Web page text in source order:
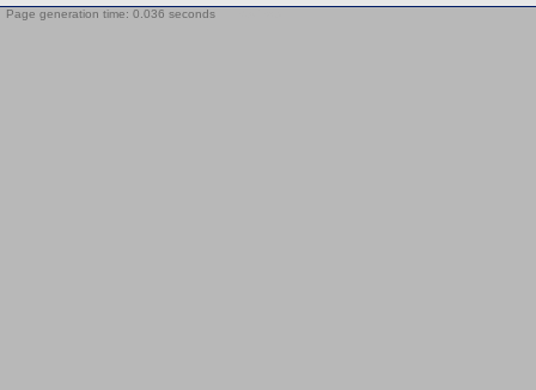
Page generation time: 0.036 seconds